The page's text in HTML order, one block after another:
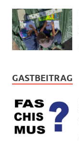
GASTBEITRAG